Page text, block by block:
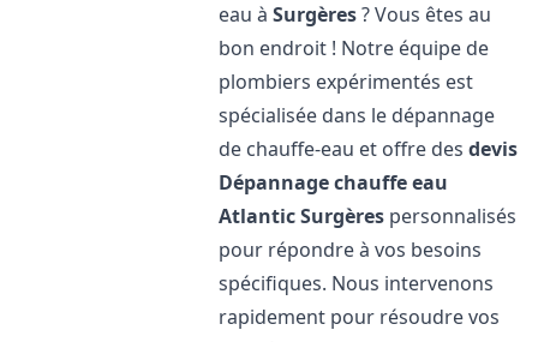
eau àSurgères? Vous êtes au
bon endroit ! Notre équipe de
plombiers expérimentés est
spécialisée dans le dépannage
de chauffe-eau et offre desdevis
Dépannage chauffe eau
AtlanticSurgères personnalisés
pour répondre à vos besoins
spécifiques. Nous intervenons
rapidement pour résoudre vos